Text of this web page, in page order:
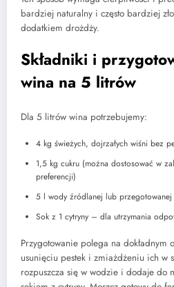
bardziej naturalny i często bardziej
dodatkiem drożdży.
Składniki i
wina na 5 litrów
Dla 5 litrów wina potrzebujemy:
4 kg świeżych, dojrzałych wiśni bez
1,5 kg cukru (można dostosować w
preferencji)
5 l wody źródlanej lub
Sok z 1 cytryny – dla utrzymania
Przygotowanie polega na dokładnym
usunięciu pestek i zmiażdżeniu ich w
rozpuszcza się w wodzie i dodaje do